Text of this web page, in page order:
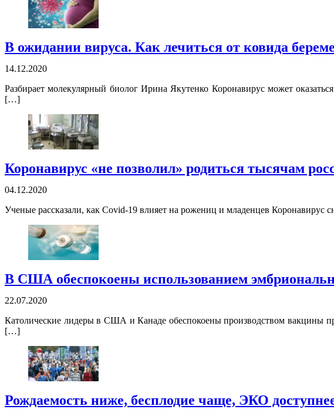
В ожидании вируса. Как лечиться от ковида
14.12.2020
Разбирает молекулярный биолог Ирина Якутенко Коронавирус может
[…]
Коронавирус «не позволил» родиться тысячам
04.12.2020
Ученые рассказали, как Covid-19 влияет на рожениц и младенцев
В США обеспокоены использованием
22.07.2020
Католические лидеры в США и Канаде обеспокоены производством вакцины
[…]
Рождаемость ниже, бесплодие чаще, ЭКО